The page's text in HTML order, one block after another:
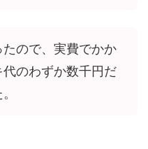
ので、実費でかか
のわずか数千円だ